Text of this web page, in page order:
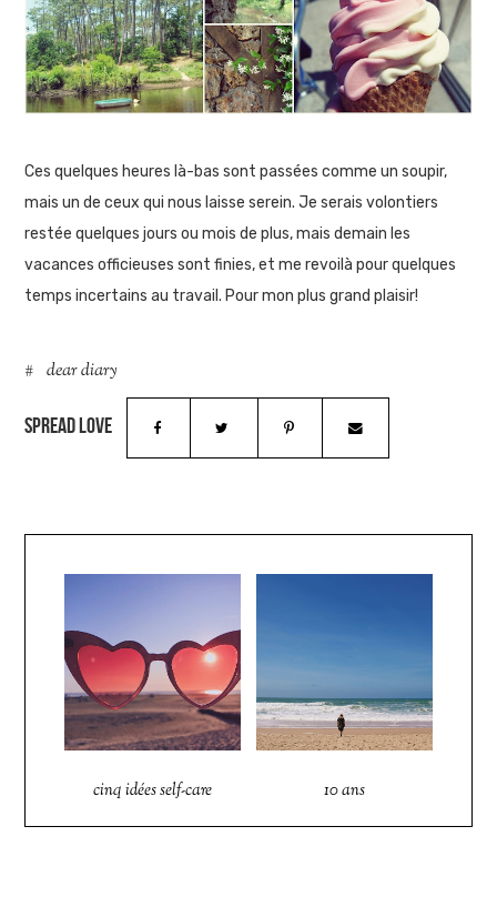
Ces quelques heures là-bas sont passées comme un soupir,
mais un de ceux qui nous laisse serein. Je serais volontiers
restée quelques jours ou mois de plus, mais demain les
vacances officieuses sont finies, et me revoilà pour quelques
temps incertains au travail. Pour mon plus grand plaisir!
dear diary
cinq idées self-care 10 ans